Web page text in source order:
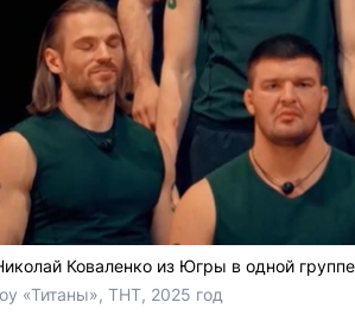
Коваленко из Югры в одной
«Титаны», ТНТ, 2025 год